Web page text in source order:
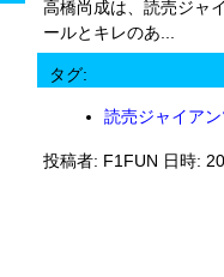
高橋尚成は、読売ジャ
ールとキレのあ...
タグ:
読売ジャイアン
投稿者: F1FUN 日時: